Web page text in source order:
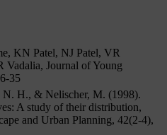
KN Patel, NJ Patel, VR
Journal of Young
35
N. H., & Nelischer, M. (1998).
A study of their distribution,
and Urban Planning, 42(2-4),